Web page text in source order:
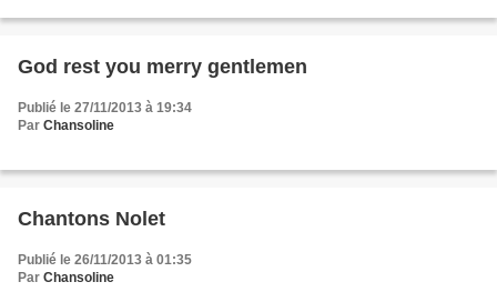
God rest you merry gentlemen
Publié le 27/11/2013 à 19:34
Par Chansoline
Chantons Nolet
Publié le 26/11/2013 à 01:35
Par Chansoline